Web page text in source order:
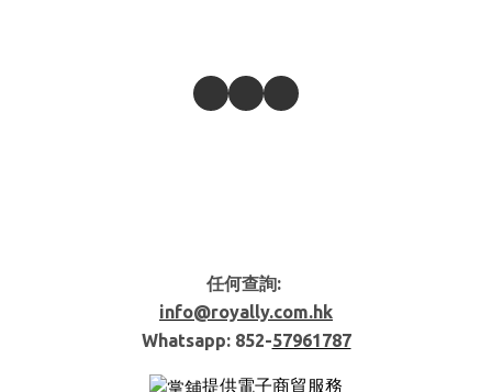
任何查詢:
info@royally.com.hk
Whatsapp: 852-57961787
提供電子商貿服務